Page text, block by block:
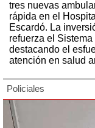
tres nuevas
rápida en el
Escardó. La
refuerza el
destacando el
atención en salud
Policiales